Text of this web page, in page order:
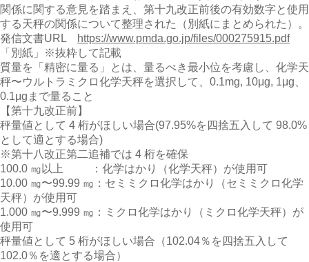
関係に関する意見を踏まえ、第十九改正前後の有効数字と使用
する天秤の関係について整理された（別紙にまとめられた）。
発信文書URL
https://www.pmda.go.jp/files/000275915.pdf
「別紙」※抜粋して記載
質量を「精密に量る」とは、量るべき最小位を考慮し、化学天
秤〜ウルトラミクロ化学天秤を選択して、0.1mg, 10μg, 1μg、
0.1μgまで量ること
【第十九改正前】
秤量値として 4 桁がほしい場合(97.95%を四捨五入して 98.0%
として適とする場合)
※第十八改正第二追補では 4 桁を確保
100.0 ㎎以上 ：化学はかり（化学天秤）が使用可
10.00 ㎎〜99.99 ㎎：セミミクロ化学はかり（セミミクロ化学
天秤）が使用可
1.000 ㎎〜9.999 ㎎：ミクロ化学はかり（ミクロ化学天秤）が
使用可
秤量値として 5 桁がほしい場合（102.04％を四捨五入して
102.0％を適とする場合）